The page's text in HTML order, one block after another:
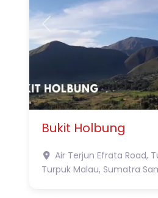
Previous
Bukit Holbung
Air Terjun Efrata Road,
Turpuk Malau, Sumatra